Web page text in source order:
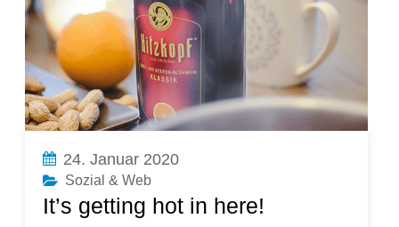
24. Januar 2020
Sozial & Web
It’s getting hot in here!